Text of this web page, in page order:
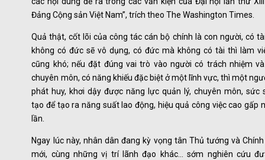
Đảng Cộng sản Việt Nam”, trích theo The Washington Times.
Quả thật, cốt lõi của công tác cán bộ chính là con người, có
không có đức sẽ vô dụng, có đức mà không có tài thì làm
cũng khó; nếu đặt đúng vai trò vào người có trách nhiệm
chuyên môn, có năng khiếu đặc biệt ở một lĩnh vực, thì một
phát huy, khơi dậy được năng lực quản lý, chuyên môn, sức
tạo để tạo ra năng suất lao động, hiệu quả công việc cao gấp
lần.
Ngay lúc này, nhân dân đang kỳ vọng tân Thủ tướng và
mới, cùng những vị trí lãnh đạo khác… sớm nghiên cứu